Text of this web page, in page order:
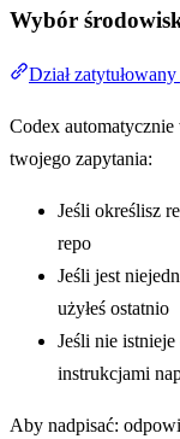
Wybór
Dział
Codex
twojego zapytania:
Jeśli określisz
repo
Jeśli jest
użyłeś ostatnio
Jeśli nie
instrukcjami
Aby nadpisać: